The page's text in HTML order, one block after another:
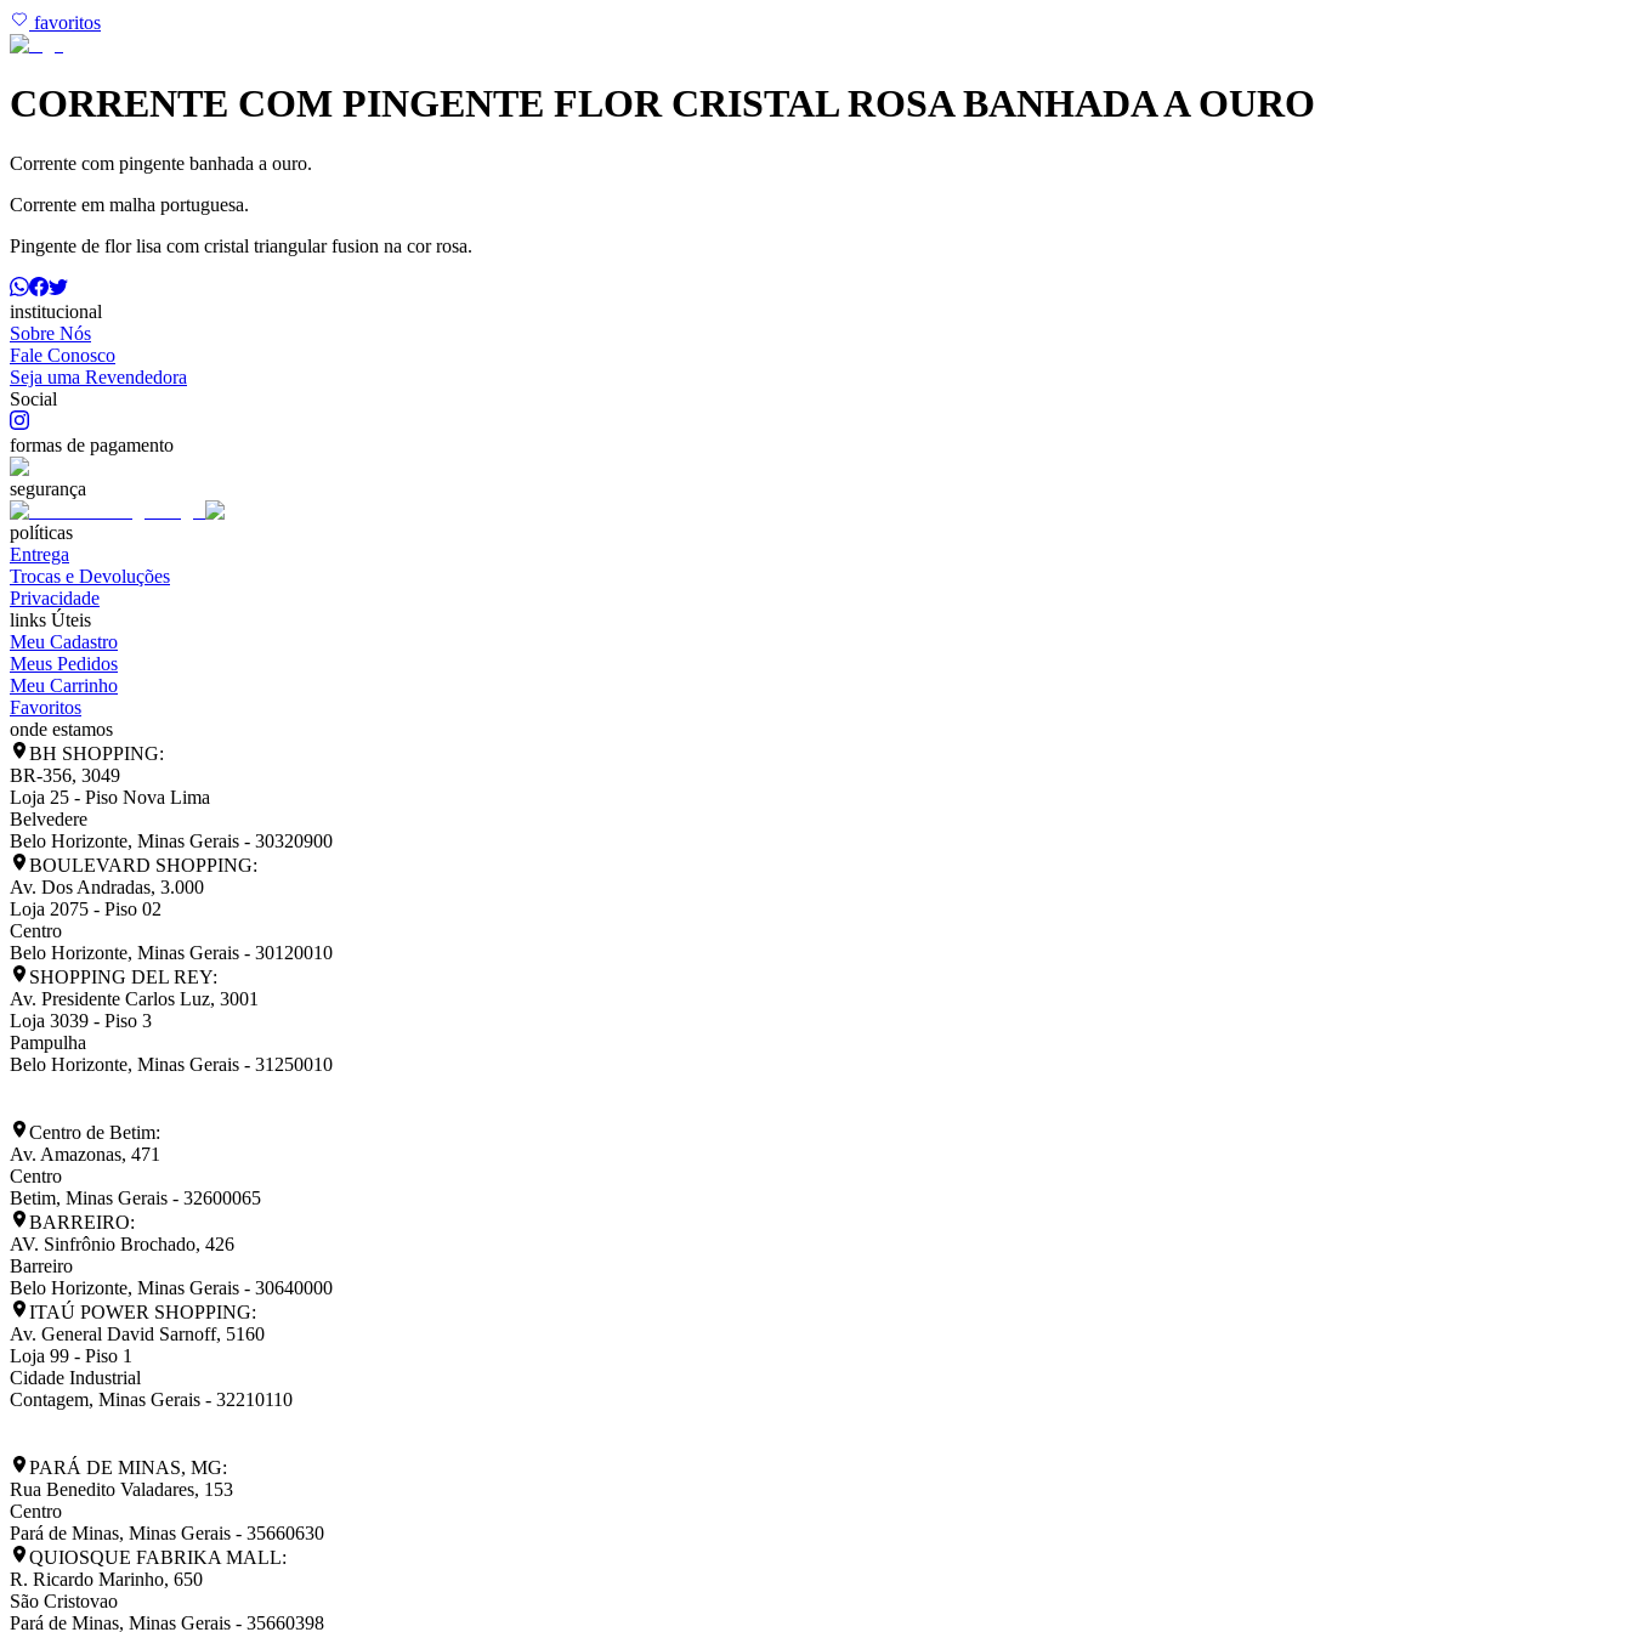
favoritos
CORRENTE COM PINGENTE FLOR CRISTAL ROSA BANHADA A OURO
Corrente com pingente banhada a ouro.
Corrente em malha portuguesa.
Pingente de flor lisa com cristal triangular fusion na cor rosa.
institucional
Sobre Nós
Fale Conosco
Seja uma Revendedora
Social
formas de pagamento
segurança
políticas
Entrega
Trocas e Devoluções
Privacidade
links Úteis
Meu Cadastro
Meus Pedidos
Meu Carrinho
Favoritos
onde estamos
BH SHOPPING:
BR-356, 3049
Loja 25 - Piso Nova Lima
Belvedere
Belo Horizonte, Minas Gerais - 30320900
BOULEVARD SHOPPING:
Av. Dos Andradas, 3.000
Loja 2075 - Piso 02
Centro
Belo Horizonte, Minas Gerais - 30120010
SHOPPING DEL REY:
Av. Presidente Carlos Luz, 3001
Loja 3039 - Piso 3
Pampulha
Belo Horizonte, Minas Gerais - 31250010
Centro de Betim:
Av. Amazonas, 471
Centro
Betim, Minas Gerais - 32600065
BARREIRO:
AV. Sinfrônio Brochado, 426
Barreiro
Belo Horizonte, Minas Gerais - 30640000
ITAÚ POWER SHOPPING:
Av. General David Sarnoff, 5160
Loja 99 - Piso 1
Cidade Industrial
Contagem, Minas Gerais - 32210110
PARÁ DE MINAS, MG:
Rua Benedito Valadares, 153
Centro
Pará de Minas, Minas Gerais - 35660630
QUIOSQUE FABRIKA MALL:
R. Ricardo Marinho, 650
São Cristovao
Pará de Minas, Minas Gerais - 35660398